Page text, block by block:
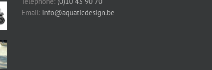
Email: info@aquaticdesign.be